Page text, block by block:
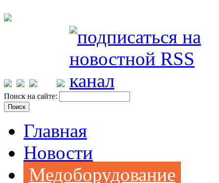
Поиск на сайте:
Главная
Новости
Медоборудование